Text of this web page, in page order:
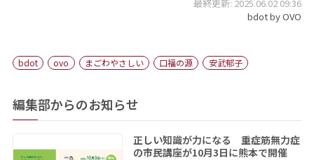
最終更新: 2025.06.02 09:36
bdot by OVO
bdot ovo まごわやさしい 口福の源 安武郁子
編集部からのお知らせ
正しい知識が力になる 重症筋無力症
の市民講座が10月3日に熊本で開催